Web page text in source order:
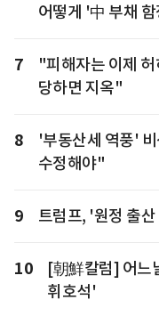
어떻게 '中 부채
7
"피해자는 이제
당하면 지옥"
8
'부동산세 역풍'
수정해야"
9 트럼프, '원정 출
10
[朝鮮칼럼] 어느
휘호석'